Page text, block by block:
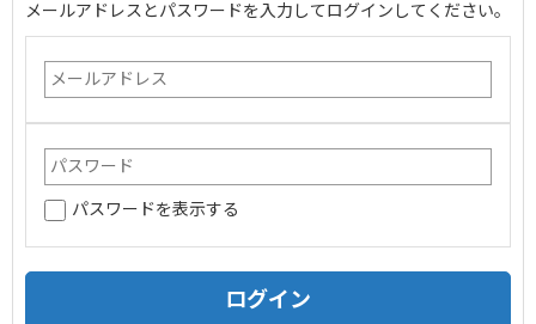
個人のお客様
法人のお客様
企業情報
採用情報
メールアドレスとパスワードを入力してログインしてください。
パスワードを表示する